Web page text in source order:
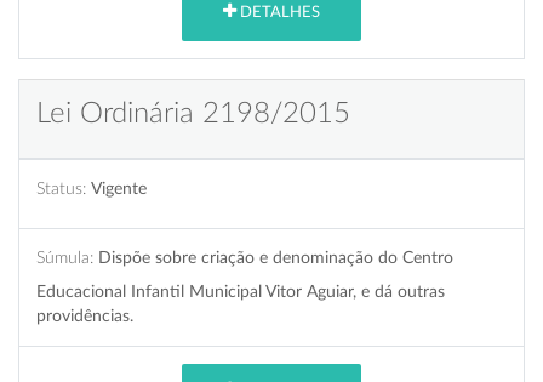
DETALHES
Lei Ordinária 2198/2015
Status: Vigente
Súmula: Dispõe sobre criação e denominação do Centro
Educacional Infantil Municipal Vitor Aguiar, e dá outras
providências.